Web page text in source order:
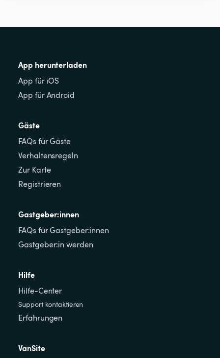
App herunterladen
App für iOS
App für Android
Gäste
FAQs für Gäste
Verhaltensregeln
Zur Karte
Registrieren
Gastgeber:innen
FAQs für Gastgeber:innen
Gastgeber:in werden
Hilfe
Hilfe-Center
Support kontaktieren
Erfahrungen
VanSite